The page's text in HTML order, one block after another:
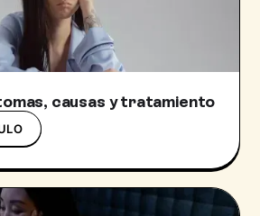
causas y tratamiento